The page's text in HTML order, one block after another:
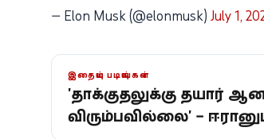
— Elon Musk (@elonmusk) July 1,
இதையும் படியுங்கள்
'தாக்குதலுக்கு
விரும்பவில்லை' –